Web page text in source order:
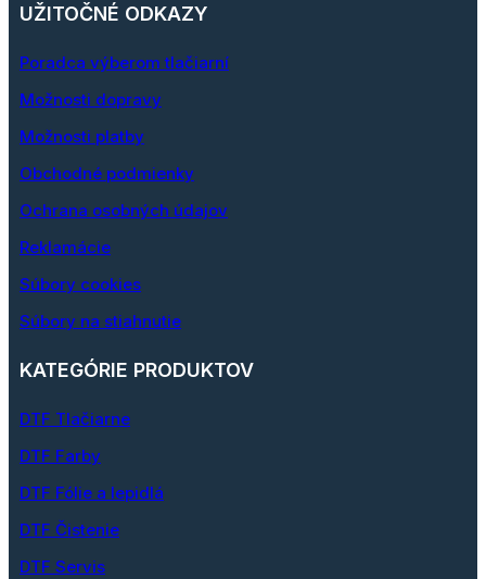
UŽITOČNÉ ODKAZY
Poradca výberom tlačiarní
Možnosti dopravy
Možnosti platby
Obchodné podmienky
Ochrana osobných údajov
Reklamácie
Súbory cookies
Súbory na stiahnutie
KATEGÓRIE PRODUKTOV
DTF Tlačiarne
DTF Farby
DTF Fólie a lepidlá
DTF Čistenie
DTF Servis